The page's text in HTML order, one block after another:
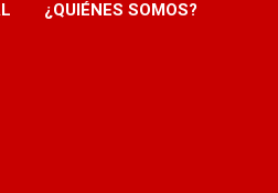
¿QUIÉNES SOMOS?